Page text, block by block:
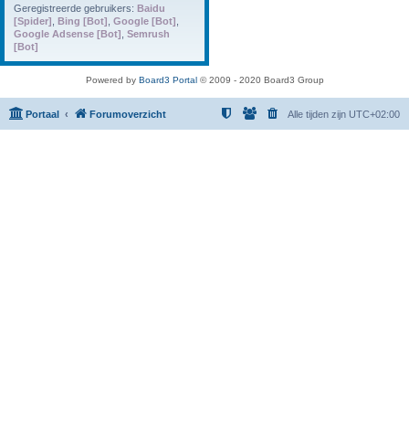
Geregistreerde gebruikers: Baidu
[Spider] Bing [Bot] Google [Bot]
Google Adsense [Bot] Semrush
[Bot]
Powered by Board3 Portal© 2009 - 2020 Board3 Group
Portaal Forumoverzicht Alle tijden zijn UTC+02:00